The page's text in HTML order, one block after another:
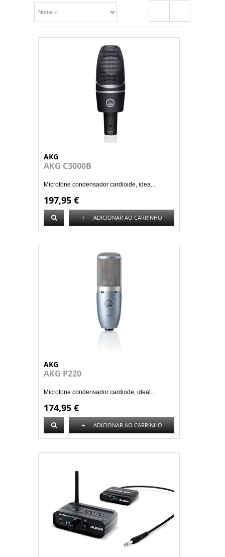
AKG
AKG C3000B
Microfone condensador cardioide, idea...
197,95 €
+ ADICIONAR AO CARRINHO
AKG
AKG P220
Microfone condensador cardiode, ideal...
174,95 €
+ ADICIONAR AO CARRINHO